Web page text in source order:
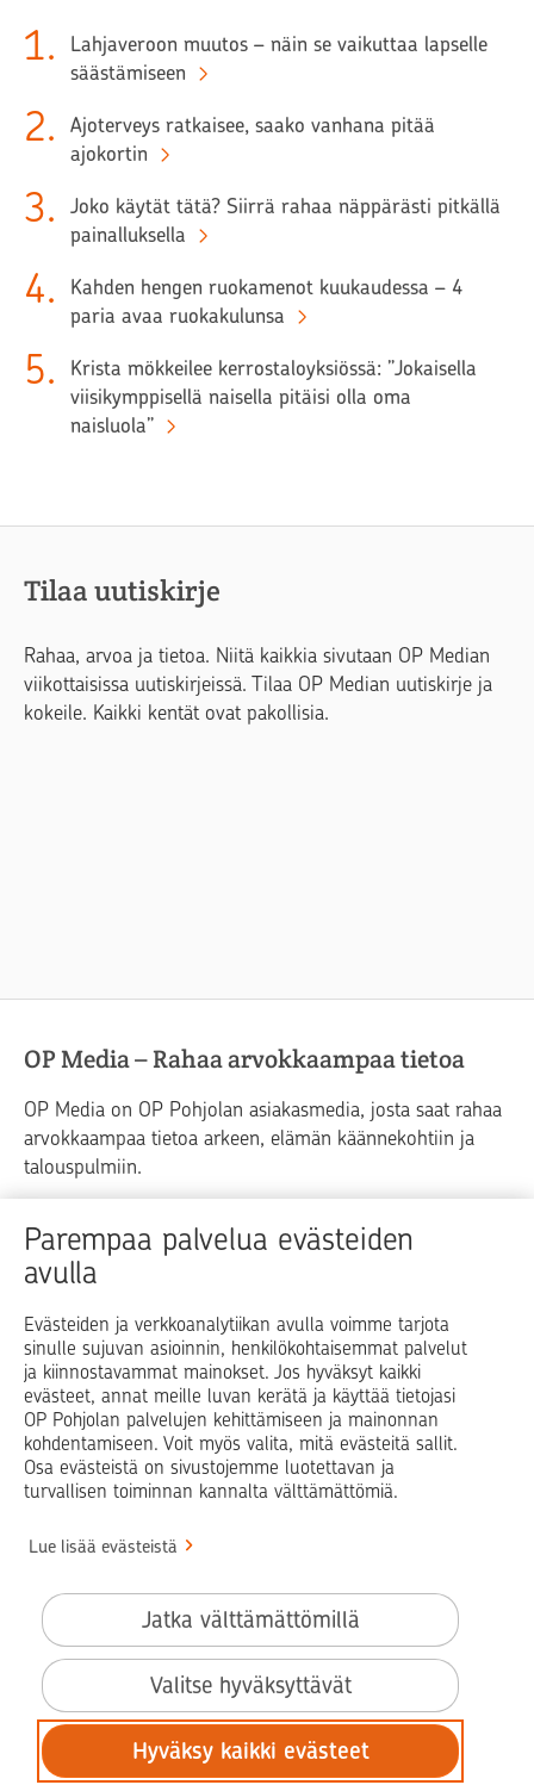
Parempaa palvelua evästeiden
avulla
Evästeiden ja verkkoanalytiikan avulla voimme tarjota
sinulle sujuvan asioinnin, henkilökohtaisemmat palvelut
ja kiinnostavammat mainokset. Jos hyväksyt kaikki
evästeet, annat meille luvan kerätä ja käyttää tietojasi
OP Pohjolan palvelujen kehittämiseen ja mainonnan
kohdentamiseen. Voit myös valita, mitä evästeitä sallit.
Osa evästeistä on sivustojemme luotettavan ja
turvallisen toiminnan kannalta välttämättömiä.
Lue lisää evästeistä
Hyväksy kaikki evästeet
Valitse hyväksyttävät
Jatka välttämättömillä
1.
Lahjaveroon muutos – näin se vaikuttaa lapselle
säästämiseen
2.
Ajoterveys ratkaisee, saako vanhana pitää
ajokortin
3.
Joko käytät tätä? Siirrä rahaa näppärästi pitkällä
painalluksella
4.
Kahden hengen ruokamenot kuukaudessa – 4
paria avaa ruokakulunsa
5.
Krista mökkeilee kerrostaloyksiössä: ”Jokaisella
viisikymppisellä naisella pitäisi olla oma
naisluola”
Tilaa uutiskirje
Rahaa, arvoa ja tietoa. Niitä kaikkia sivutaan OP Median
viikottaisissa uutiskirjeissä. Tilaa OP Median uutiskirje ja
kokeile. Kaikki kentät ovat pakollisia.
OP Media – Rahaa arvokkaampaa tietoa
OP Media on OP Pohjolan asiakasmedia, josta saat rahaa
arvokkaampaa tietoa arkeen, elämän käännekohtiin ja
talouspulmiin.
Raha Elämä
Yrityselämä
Blogit ja puheenvuorot
Op.fi OP Koti Pohjola Vahinkoapu
Facebook
X LinkedInInstagram
Käyttöehdot
Saavutettavuusseloste
Evästeiden käyttö
Tilaa uutiskirje
Tietosuoja